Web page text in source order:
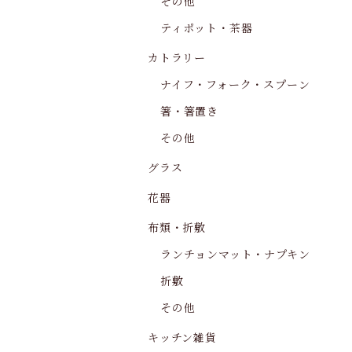
ティポット・茶器
カトラリー
ナイフ・フォーク・スプーン
箸・箸置き
その他
グラス
花器
布類・折敷
ランチョンマット・ナプキン
折敷
その他
キッチン雑貨